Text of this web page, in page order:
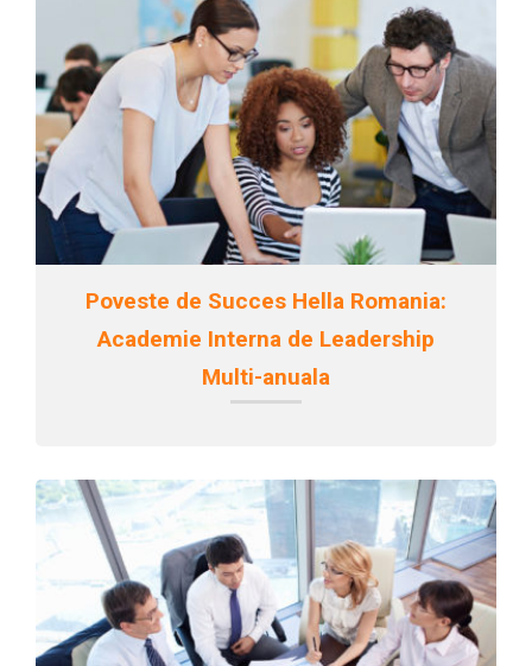
Poveste de Succes Hella Romania:
Academie Interna de Leadership
Multi-anuala